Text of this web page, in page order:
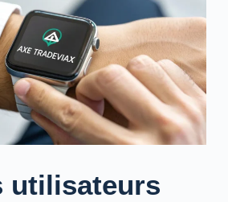
utilisateurs